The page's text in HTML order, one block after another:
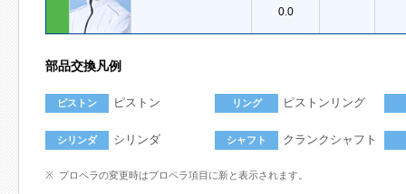
0.0
部品交換凡例
ピストン ピストン リング ピストンリング
シリンダ シリンダ シャフト クランクシャフト
プロペラの変更時はプロペラ項目に新と表示されます。